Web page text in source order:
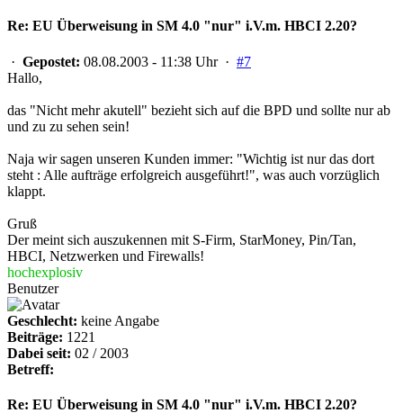
Re: EU Überweisung in SM 4.0 "nur" i.V.m. HBCI 2.20?
· Gepostet: 08.08.2003 - 11:38 Uhr · #7
Hallo,
das "Nicht mehr akutell" bezieht sich auf die BPD und sollte nur ab
und zu zu sehen sein!
Naja wir sagen unseren Kunden immer: "Wichtig ist nur das dort
steht : Alle aufträge erfolgreich ausgeführt!", was auch vorzüglich
klappt.
Gruß
Der meint sich auszukennen mit S-Firm, StarMoney, Pin/Tan,
HBCI, Netzwerken und Firewalls!
hochexplosiv
Benutzer
Geschlecht: keine Angabe
Beiträge: 1221
Dabei seit: 02 / 2003
Betreff:
Re: EU Überweisung in SM 4.0 "nur" i.V.m. HBCI 2.20?